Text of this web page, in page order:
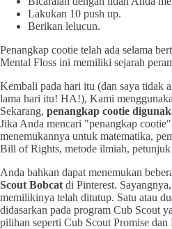
Lakukan 10 push up.
Berikan lelucun.
Penangkap cootie telah ada selama
Mental Floss ini memiliki sejarah
Kembali pada hari itu (dan saya tidak
lama hari itu! HA!), Kami
Sekarang, penangkap cootie
Jika Anda mencari "penangkap
menemukannya untuk matematika,
Bill of Rights, metode ilmiah,
Anda bahkan dapat menemukan
Scout Bobcat di Pinterest.
memilikinya telah ditutup. Satu atau
didasarkan pada program Cub Scout
pilihan seperti Cub Scout Promise